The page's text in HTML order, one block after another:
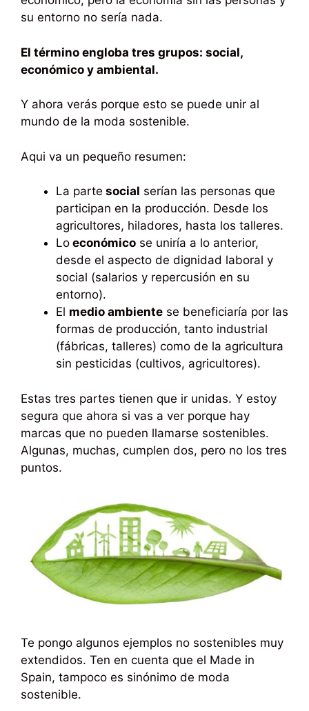
su entorno no sería nada.
El término engloba tres grupos: social,
económico y ambiental.
Y ahora verás porque esto se puede unir al
mundo de la moda sostenible.
Aqui va un pequeño resumen:
La parte social serían las personas que
participan en la producción. Desde los
agricultores, hiladores, hasta los talleres.
Lo económico se uniría a lo anterior,
desde el aspecto de dignidad laboral y
social (salarios y repercusión en su
entorno).
El medio ambiente se beneficiaría por las
formas de producción, tanto industrial
(fábricas, talleres) como de la agricultura
sin pesticidas (cultivos, agricultores).
Estas tres partes tienen que ir unidas. Y estoy
segura que ahora si vas a ver porque hay
marcas que no pueden llamarse sostenibles.
Algunas, muchas, cumplen dos, pero no los tres
puntos.
Te pongo algunos ejemplos no sostenibles muy
extendidos. Ten en cuenta que el Made in
Spain, tampoco es sinónimo de moda
sostenible.